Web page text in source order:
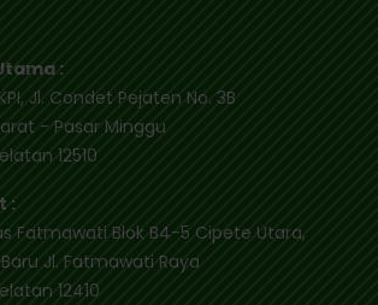
:
Jl. Condet Pejaten No. 3B
- Pasar Minggu
12510
:
Fatmawati Blok B4-5 Cipete Utara,
Jl. Fatmawati Raya
12410